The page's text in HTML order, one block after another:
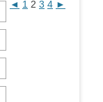
◄ 1 2 3 4 ►